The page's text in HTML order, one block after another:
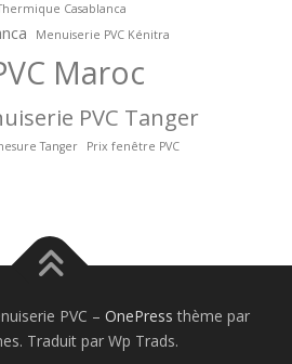
Casablanca
Menuiserie PVC Kénitra
Maroc
PVC Tanger
Tanger
Prix fenêtre PVC
PVC – OnePress thème par
Traduit par Wp Trads.